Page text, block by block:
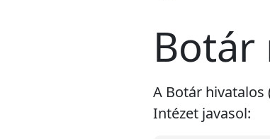
Botár
A Botár
Intézet javasol: